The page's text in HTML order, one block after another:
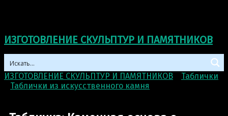
ИЗГОТОВЛЕНИЕ СКУЛЬПТУР И ПАМЯТНИКОВ
ИЗГОТОВЛЕНИЕ СКУЛЬПТУР И ПАМЯТНИКОВ
Таблички
Таблички из искусственного камня